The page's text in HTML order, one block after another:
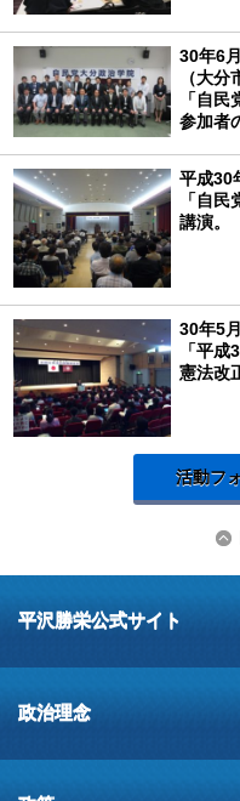
30年6
（大分
「自
参加者
平成30
「自
講演。
30年5
「平
憲法改
活動フ
平沢勝栄公式サイト
政治理念